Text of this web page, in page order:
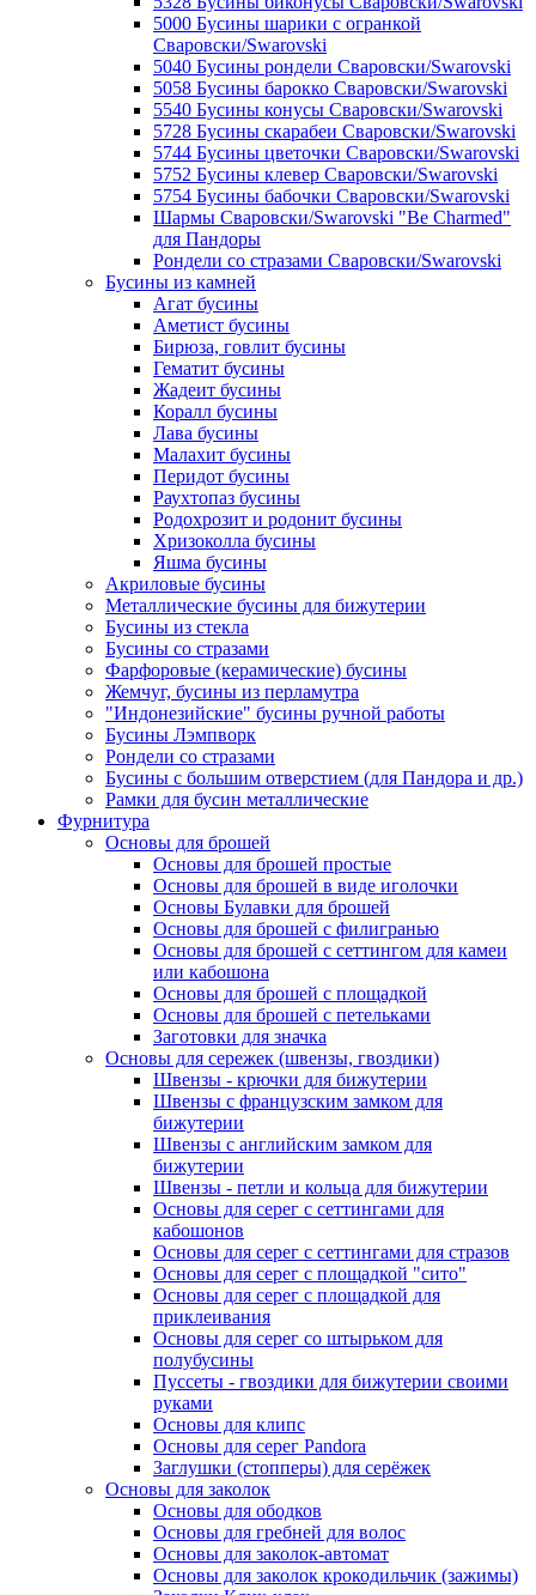
5000 Бусины шарики с огранкой
Сваровски/Swarovski
5040 Бусины рондели Сваровски/Swarovski
5058 Бусины барокко Сваровски/Swarovski
5540 Бусины конусы Сваровски/Swarovski
5728 Бусины скарабеи Сваровски/Swarovski
5744 Бусины цветочки Сваровски/Swarovski
5752 Бусины клевер Сваровски/Swarovski
5754 Бусины бабочки Сваровски/Swarovski
Шармы Сваровски/Swarovski "Be Charmed"
для Пандоры
Рондели со стразами Сваровски/Swarovski
Бусины из камней
Агат бусины
Аметист бусины
Бирюза, говлит бусины
Гематит бусины
Жадеит бусины
Коралл бусины
Лава бусины
Малахит бусины
Перидот бусины
Раухтопаз бусины
Родохрозит и родонит бусины
Хризоколла бусины
Яшма бусины
Акриловые бусины
Металлические бусины для бижутерии
Бусины из стекла
Бусины со стразами
Фарфоровые (керамические) бусины
Жемчуг, бусины из перламутра
"Индонезийские" бусины ручной работы
Бусины Лэмпворк
Рондели со стразами
Бусины с большим отверстием (для Пандора и др.)
Рамки для бусин металлические
Фурнитура
Основы для брошей
Основы для брошей простые
Основы для брошей в виде иголочки
Основы Булавки для брошей
Основы для брошей с филигранью
Основы для брошей с сеттингом для камеи
или кабошона
Основы для брошей с площадкой
Основы для брошей с петельками
Заготовки для значка
Основы для сережек (швензы, гвоздики)
Швензы - крючки для бижутерии
Швензы с французским замком для
бижутерии
Швензы с английским замком для
бижутерии
Швензы - петли и кольца для бижутерии
Основы для серег с сеттингами для
кабошонов
Основы для серег с сеттингами для стразов
Основы для серег с площадкой "сито"
Основы для серег с площадкой для
приклеивания
Основы для серег со штырьком для
полубусины
Пуссеты - гвоздики для бижутерии своими
руками
Основы для клипс
Основы для серег Pandora
Заглушки (стопперы) для серёжек
Основы для заколок
Основы для ободков
Основы для гребней для волос
Основы для заколок-автомат
Основы для заколок крокодильчик (зажимы)